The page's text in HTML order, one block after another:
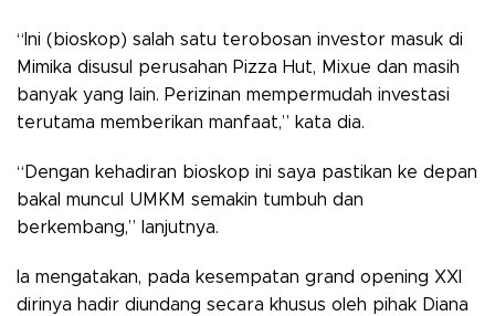
“Ini (bioskop) salah satu terobosan investor masuk di
Mimika disusul perusahan Pizza Hut, Mixue dan masih
banyak yang lain. Perizinan mempermudah investasi
terutama memberikan manfaat,” kata dia.
“Dengan kehadiran bioskop ini saya pastikan ke depan
bakal muncul UMKM semakin tumbuh dan
berkembang,” lanjutnya.
Ia mengatakan, pada kesempatan grand opening XXI
dirinya hadir diundang secara khusus oleh pihak Diana